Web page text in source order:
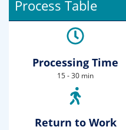
Process Table
Processing Time
15 - 30 min
Return to Work